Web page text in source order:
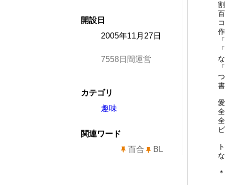
開設日
2005年11月27日
7558日間運営
カテゴリ
趣味
関連ワード
百合
BL